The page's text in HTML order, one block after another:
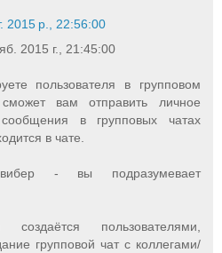
2015 р., 22:56:00
2015 г., 21:45:00
пользователя в групповом
вам отправить личное
в групповых чатах
в чате.
вибер - вы подразумевает
пользователями,
групповой чат с коллегами/